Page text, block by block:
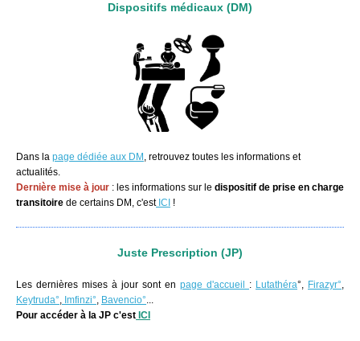
Dispositifs médicaux (DM)
Dans la page dédiée aux DM , retrouvez toutes les informations et
actualités.
Dernière mise à jour : les informations sur le dispositif de prise en charge
transitoire de certains DM, c'estICI !
Juste Prescription (JP)
Les dernières mises à jour sont en page d'accueil : Lutathéra°, Firazyr°,
Keytruda°, Imfinzi°, Bavencio°...
Pour accéder à la JP c'est ICI